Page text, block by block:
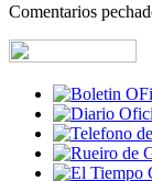
Comentarios